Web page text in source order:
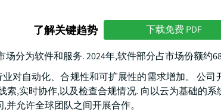
了解关键趋势 下载免费 PDF
分为软件和服务. 2024年,软件部分占市场份额约
对自动化、合规性和可扩展性的需求增加。 公
索,实时协作,以及检查合规情况. 向以云为基础的
允许全球团队之间开展合作。